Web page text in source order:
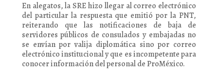
En alegatos, la SRE hizo llegar al correo electrónico
del particular la respuesta que emitió por la PNT,
reiterando que las notificaciones de baja de
servidores públicos de consulados y embajadas no
se envían por valija diplomática sino por correo
electrónico institucional y que es incompetente para
conocer información del personal de ProMéxico.